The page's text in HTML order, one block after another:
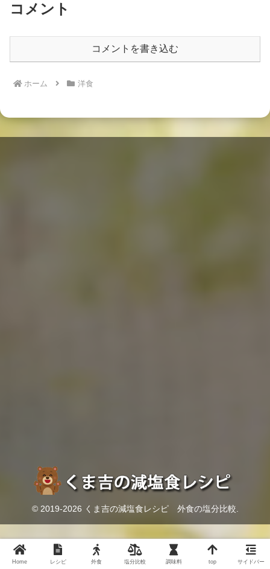
コメント
コメントを書き込む
ホーム 洋食
© 2019-2026 くま吉の減塩食レシピ 外食の塩分比較.
Home レシピ 外食 塩分比較 調味料 top サイドバー